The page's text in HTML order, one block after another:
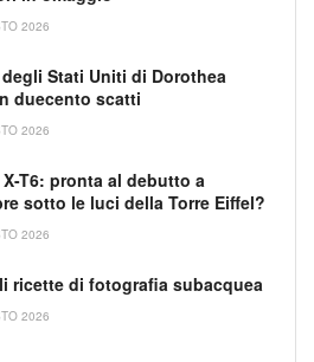
2026
Stati Uniti di Dorothea
duecento scatti
2026
T6: pronta al debutto a
sotto le luci della Torre Eiffel?
2026
ricette di fotografia subacquea
2026